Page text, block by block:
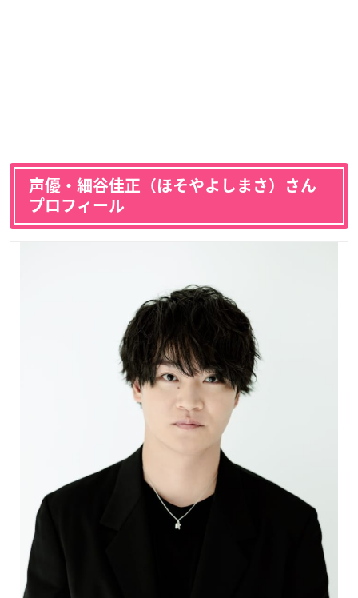
声優・細谷佳正（ほそやよしまさ）さん
プロフィール